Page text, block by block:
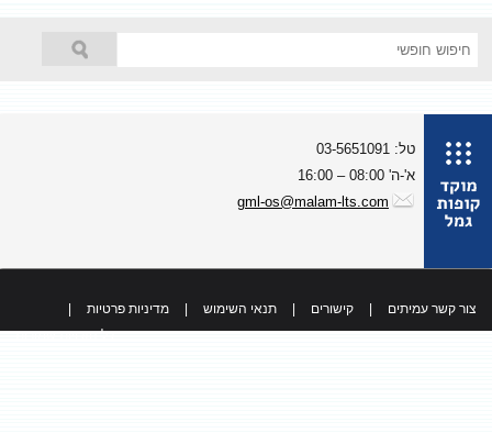
טל: 03-5651091
א'-ה' 08:00 – 16:00
gml-os@malam-lts.com
צור קשר עמיתים קישורים תנאי השימוש מדיניות פרטיות
כל הזכויות שמורות